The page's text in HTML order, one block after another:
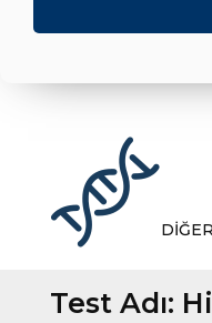
DİĞER
Test Adı: